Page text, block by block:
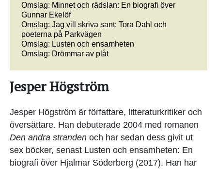
Omslag: Minnet och rädslan: En biografi över
Gunnar Ekelöf
Omslag: Jag vill skriva sant: Tora Dahl och
poeterna på Parkvägen
Omslag: Lusten och ensamheten
Omslag: Drömmar av plåt
Jesper Högström
Jesper Högström är författare, litteraturkritiker och
översättare. Han debuterade 2004 med romanen
Den andra stranden och har sedan dess givit ut
sex böcker, senast Lusten och ensamheten: En
biografi över Hjalmar Söderberg (2017). Han har